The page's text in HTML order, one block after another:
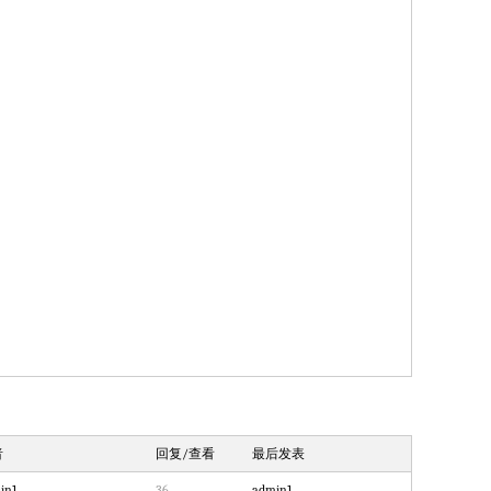
回复/查看 最后发表